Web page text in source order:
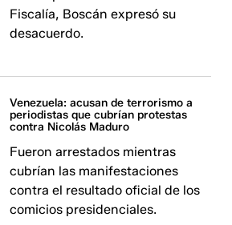
Fiscalía, Boscán expresó su
desacuerdo.
Venezuela: acusan de terrorismo a
periodistas que cubrían protestas
contra Nicolás Maduro
Fueron arrestados mientras
cubrían las manifestaciones
contra el resultado oficial de los
comicios presidenciales.